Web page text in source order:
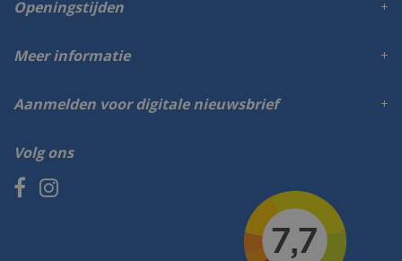
Volg ons
Openingstijden
Meer informatie
Aanmelden voor digitale nieuwsbrief